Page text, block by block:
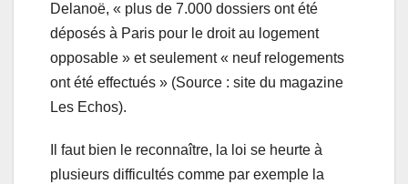
Delanoë, « plus de 7.000 dossiers ont été
déposés à Paris pour le droit au logement
opposable » et seulement « neuf relogements
ont été effectués » (Source : site du magazine
Les Echos).
Il faut bien le reconnaître, la loi se heurte à
plusieurs difficultés comme par exemple la